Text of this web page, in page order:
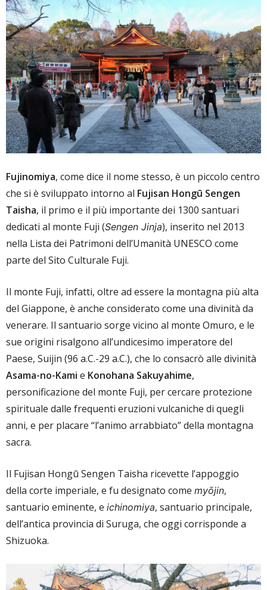
Fujinomiya, come dice il nome stesso, è un piccolo centro
che si è sviluppato intorno al Fujisan Hongū Sengen
Taisha, il primo e il più importante dei 1300 santuari
dedicati al monte Fuji (Sengen Jinja), inserito nel 2013
nella Lista dei Patrimoni dell’Umanità UNESCO come
parte del Sito Culturale Fuji.
Il monte Fuji, infatti, oltre ad essere la montagna più alta
del Giappone, è anche considerato come una divinità da
venerare. Il santuario sorge vicino al monte Omuro, e le
sue origini risalgono all’undicesimo imperatore del
Paese, Suijin (96 a.C.-29 a.C.), che lo consacrò alle divinità
Asama-no-Kami e Konohana Sakuyahime,
personificazione del monte Fuji, per cercare protezione
spirituale dalle frequenti eruzioni vulcaniche di quegli
anni, e per placare “l’animo arrabbiato” della montagna
sacra.
Il Fujisan Hongū Sengen Taisha ricevette l’appoggio
della corte imperiale, e fu designato come myōjin,
santuario eminente, e ichinomiya, santuario principale,
dell’antica provincia di Suruga, che oggi corrisponde a
Shizuoka.